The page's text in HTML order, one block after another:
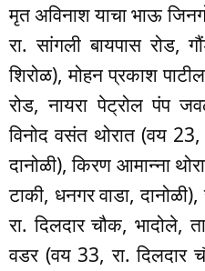
मृत अविनाश याचा भाऊ
रा. सांगली बायपास रोड,
शिरोळ), मोहन प्रकाश
रोड, नायरा पेट्रोल पंप
विनोद वसंत थोरात (वय
दानोळी), किरण आमान्ना
टाकी, धनगर वाडा,
रा. दिलदार चौक, भादोले,
वडर (वय 33, रा. दिलदार